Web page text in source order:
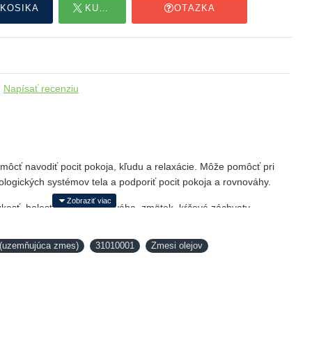
Napísať recenziu
KÚPIŤ HNEĎ OTÁZKA
navodiť pocit pokoja, kľudu a relaxácie. Môže pomôcť pri
systémov tela a podporiť pocit pokoja a rovnováhy.
bolesť chrbta, rovnováha, zmätok, kŕčové záchvaty,
zmes) 31010001 Zmesi olejov